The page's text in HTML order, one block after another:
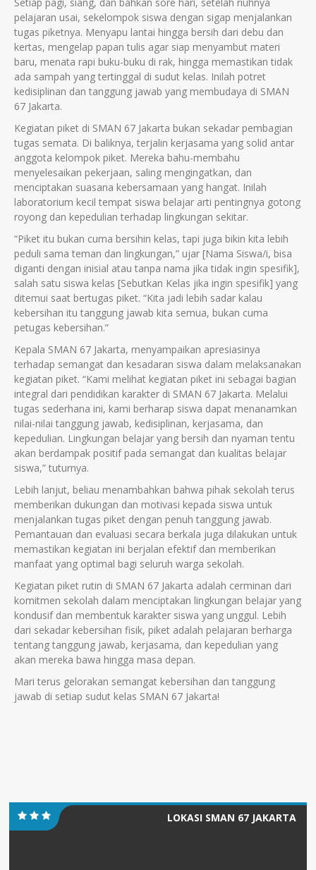
pelajaran usai, sekelompok siswa dengan sigap menjalankan
tugas piketnya. Menyapu lantai hingga bersih dari debu dan
kertas, mengelap papan tulis agar siap menyambut materi
baru, menata rapi buku-buku di rak, hingga memastikan tidak
ada sampah yang tertinggal di sudut kelas. Inilah potret
kedisiplinan dan tanggung jawab yang membudaya di SMAN
67 Jakarta.
Kegiatan piket di SMAN 67 Jakarta bukan sekadar pembagian
tugas semata. Di baliknya, terjalin kerjasama yang solid antar
anggota kelompok piket. Mereka bahu-membahu
menyelesaikan pekerjaan, saling mengingatkan, dan
menciptakan suasana kebersamaan yang hangat. Inilah
laboratorium kecil tempat siswa belajar arti pentingnya gotong
royong dan kepedulian terhadap lingkungan sekitar.
“Piket itu bukan cuma bersihin kelas, tapi juga bikin kita lebih
peduli sama teman dan lingkungan,” ujar [Nama Siswa/i, bisa
diganti dengan inisial atau tanpa nama jika tidak ingin spesifik],
salah satu siswa kelas [Sebutkan Kelas jika ingin spesifik] yang
ditemui saat bertugas piket. “Kita jadi lebih sadar kalau
kebersihan itu tanggung jawab kita semua, bukan cuma
petugas kebersihan.”
Kepala SMAN 67 Jakarta, menyampaikan apresiasinya
terhadap semangat dan kesadaran siswa dalam melaksanakan
kegiatan piket. “Kami melihat kegiatan piket ini sebagai bagian
integral dari pendidikan karakter di SMAN 67 Jakarta. Melalui
tugas sederhana ini, kami berharap siswa dapat menanamkan
nilai-nilai tanggung jawab, kedisiplinan, kerjasama, dan
kepedulian. Lingkungan belajar yang bersih dan nyaman tentu
akan berdampak positif pada semangat dan kualitas belajar
siswa,” tuturnya.
Lebih lanjut, beliau menambahkan bahwa pihak sekolah terus
memberikan dukungan dan motivasi kepada siswa untuk
menjalankan tugas piket dengan penuh tanggung jawab.
Pemantauan dan evaluasi secara berkala juga dilakukan untuk
memastikan kegiatan ini berjalan efektif dan memberikan
manfaat yang optimal bagi seluruh warga sekolah.
Kegiatan piket rutin di SMAN 67 Jakarta adalah cerminan dari
komitmen sekolah dalam menciptakan lingkungan belajar yang
kondusif dan membentuk karakter siswa yang unggul. Lebih
dari sekadar kebersihan fisik, piket adalah pelajaran berharga
tentang tanggung jawab, kerjasama, dan kepedulian yang
akan mereka bawa hingga masa depan.
Mari terus gelorakan semangat kebersihan dan tanggung
jawab di setiap sudut kelas SMAN 67 Jakarta!
LOKASI SMAN 67 JAKARTA